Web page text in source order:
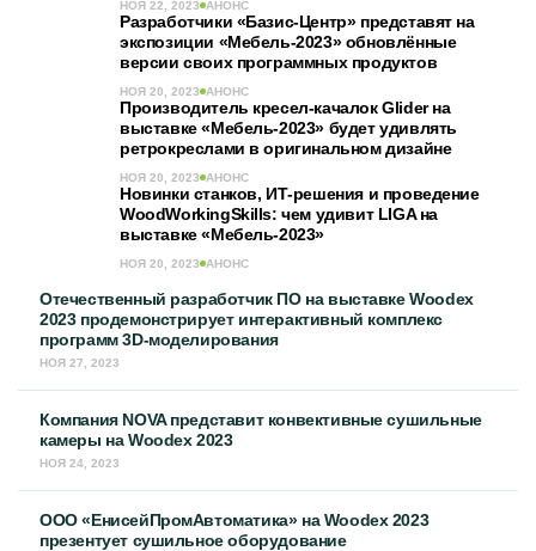
НОЯ 22, 2023 АНОНС
Разработчики «Базис-Центр» представят на
экспозиции «Мебель-2023» обновлённые
версии своих программных продуктов
НОЯ 20, 2023 АНОНС
Производитель кресел-качалок Glider на
выставке «Мебель-2023» будет удивлять
ретрокреслами в оригинальном дизайне
НОЯ 20, 2023 АНОНС
Новинки станков, ИТ-решения и проведение
WoodWorkingSkills: чем удивит LIGA на
выставке «Мебель-2023»
НОЯ 20, 2023 АНОНС
Отечественный разработчик ПО на выставке Woodex
2023 продемонстрирует интерактивный комплекс
программ 3D-моделирования
НОЯ 27, 2023
Компания NOVA представит конвективные сушильные
камеры на Woodex 2023
НОЯ 24, 2023
ООО «ЕнисейПромАвтоматика» на Woodex 2023
презентует сушильное оборудование